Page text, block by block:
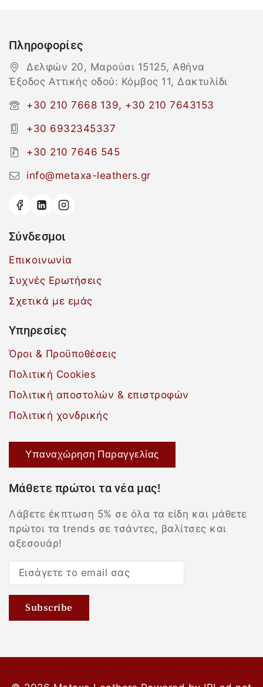
Πληροφορίες
Δελφών 20, Μαρούσι 15125, Αθήνα
Έξοδος Αττικής οδού: Κόμβος 11, Δακτυλίδι
+30 210 7668 139, +30 210 7643153
+30 6932345337
+30 210 7646 545
info@metaxa-leathers.gr
Σύνδεσμοι
Επικοινωνία
Συχνές Ερωτήσεις
Σχετικά με εμάς
Υπηρεσίες
Όροι & Προϋποθέσεις
Πολιτική Cookies
Πολιτική αποστολών & επιστροφών
Πολιτική χονδρικής
Υπαναχώρηση Παραγγελίας
Μάθετε πρώτοι τα νέα μας!
Λάβετε έκπτωση 5% σε όλα τα είδη και μάθετε
πρώτοι τα trends σε τσάντες, βαλίτσες και
αξεσουάρ!